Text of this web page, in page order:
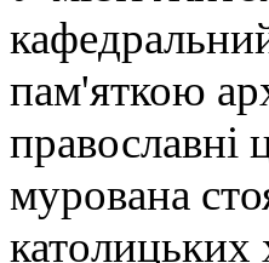
пам'яткою
мурована
католицьких